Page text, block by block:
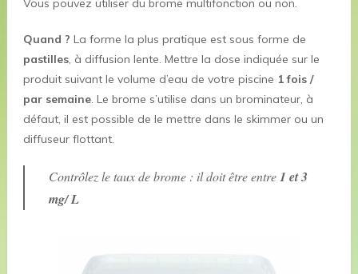
Vous pouvez utiliser du brome multifonction ou non.
Quand ? La forme la plus pratique est sous forme de
pastilles, à diffusion lente. Mettre la dose indiquée sur le
produit suivant le volume d’eau de votre piscine 1 fois /
par semaine. Le brome s’utilise dans un brominateur, à
défaut, il est possible de le mettre dans le skimmer ou un
diffuseur flottant.
Contrôlez le taux de brome : il doit être entre1 et 3
mg/ L